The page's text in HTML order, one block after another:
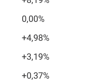
0,00%
+4,98%
+3,19%
+0,37%